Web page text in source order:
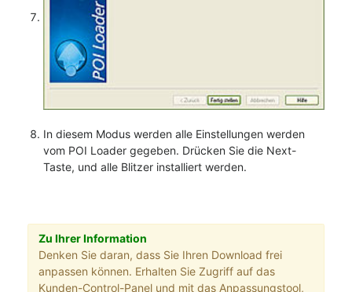
In diesem Modus werden alle Einstellungen werden
vom POI Loader gegeben. Drücken Sie die Next-
Taste, und alle Blitzer installiert werden.
Zu Ihrer Information
Denken Sie daran, dass Sie Ihren Download frei
anpassen können. Erhalten Sie Zugriff auf das
Kunden-Control-Panel und mit das Anpassungstool,